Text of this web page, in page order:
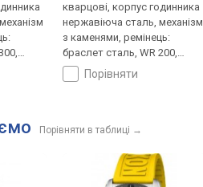
кварцові, корпус годинника
нержавіюча сталь, механізм
з каменями, ремінець:
браслет сталь, WR 200,
Швейцаріяпорівняти
Порівняти в таблиці →